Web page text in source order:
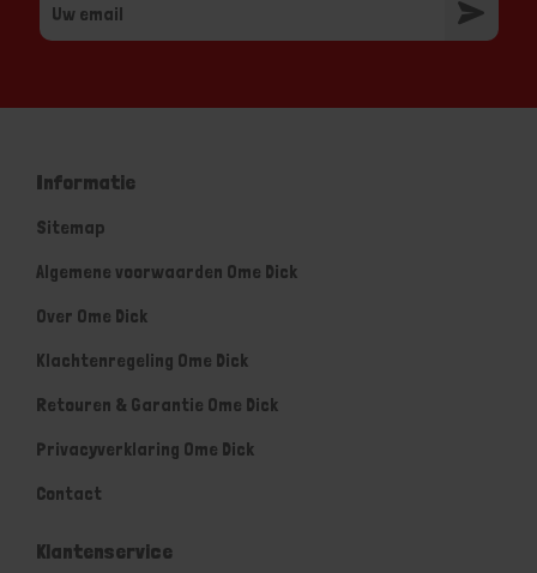
Informatie
Sitemap
Algemene voorwaarden Ome Dick
Over Ome Dick
Klachtenregeling Ome Dick
Retouren & Garantie Ome Dick
Privacyverklaring Ome Dick
Contact
Klantenservice